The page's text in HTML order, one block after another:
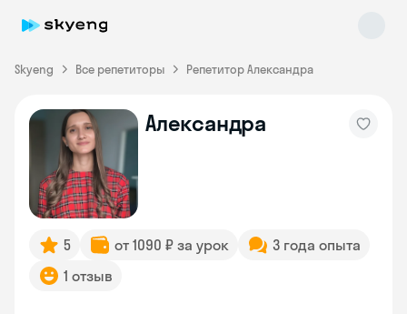
Skyeng Все репетиторы Репетитор Александра
Александра
5 от 1090 ₽ за урок
3 года опыта
1 отзыв
Skyeng Chat
online